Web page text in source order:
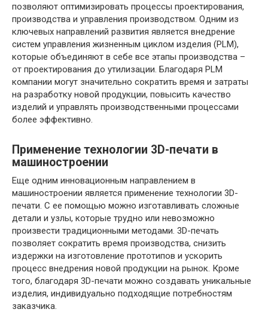
позволяют оптимизировать процессы проектирования,
производства и управления производством. Одним из
ключевых направлений развития является внедрение
систем управления жизненным циклом изделия (PLM),
которые объединяют в себе все этапы производства –
от проектирования до утилизации. Благодаря PLM
компании могут значительно сократить время и затраты
на разработку новой продукции, повысить качество
изделий и управлять производственными процессами
более эффективно.
Применение технологии 3D-печати в
машиностроении
Еще одним инновационным направлением в
машиностроении является применение технологии 3D-
печати. С ее помощью можно изготавливать сложные
детали и узлы, которые трудно или невозможно
произвести традиционными методами. 3D-печать
позволяет сократить время производства, снизить
издержки на изготовление прототипов и ускорить
процесс внедрения новой продукции на рынок. Кроме
того, благодаря 3D-печати можно создавать уникальные
изделия, индивидуально подходящие потребностям
заказчика.